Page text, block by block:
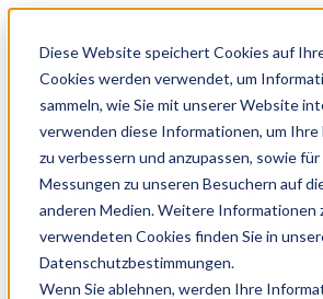
Diese Website speichert Cookies auf
Cookies werden verwendet, um
sammeln, wie Sie mit unserer Website
verwenden diese Informationen, um
zu verbessern und anzupassen, sowie
Messungen zu unseren Besuchern auf
anderen Medien. Weitere Informationen
verwendeten Cookies finden Sie in
Datenschutzbestimmungen.
Wenn Sie ablehnen, werden Ihre
MEINbusiness -
digitalisieren.
optimieren.